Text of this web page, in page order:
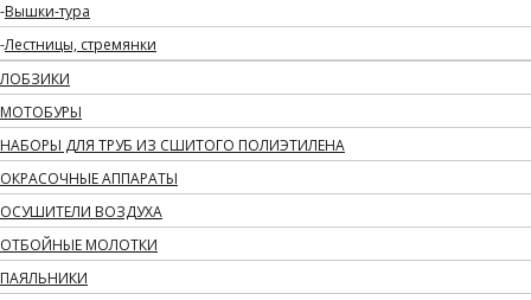
Вышки-тура
Лестницы, стремянки
ЛОБЗИКИ
МОТОБУРЫ
НАБОРЫ ДЛЯ ТРУБ ИЗ СШИТОГО ПОЛИЭТИЛЕНА
ОКРАСОЧНЫЕ АППАРАТЫ
ОСУШИТЕЛИ ВОЗДУХА
ОТБОЙНЫЕ МОЛОТКИ
ПАЯЛЬНИКИ